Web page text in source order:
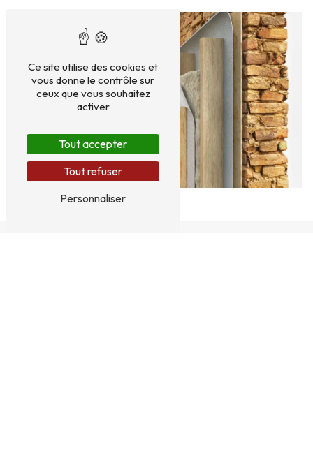
Ce site utilise des cookies et
vous donne le contrôle sur
ceux que vous souhaitez
activer
Tout accepter
Tout refuser
Personnaliser